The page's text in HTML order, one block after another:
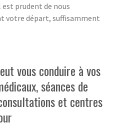
prudent de nous
votre départ, suffisamment
vous conduire à vos
séances de
et centres